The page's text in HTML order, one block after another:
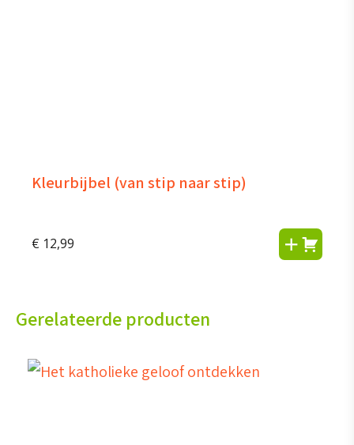
Kleurbijbel (van stip naar stip)
€ 12,99
Gerelateerde producten